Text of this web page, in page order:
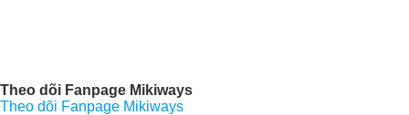
Theo dõi Fanpage Mikiways
Theo dõi Fanpage Mikiways